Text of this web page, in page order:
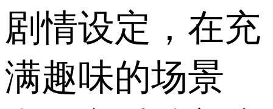
剧情设定，在充
满趣味的场景